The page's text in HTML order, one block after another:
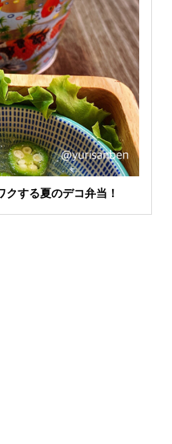
する夏のデコ弁当！